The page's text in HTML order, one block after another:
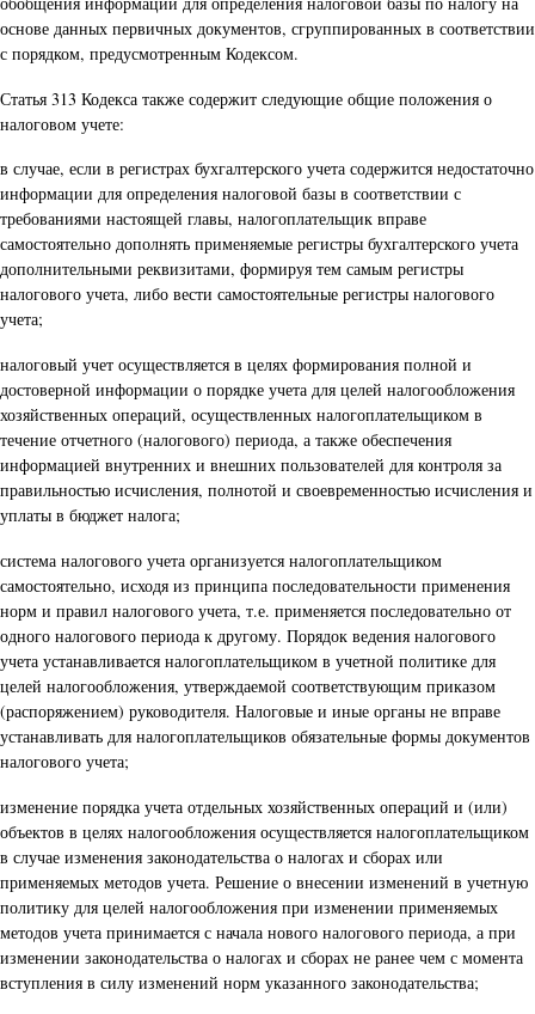
основе данных первичных документов, сгруппированных в соответствии
с порядком, предусмотренным Кодексом.
Статья 313 Кодекса также содержит следующие общие положения о
налоговом учете:
в случае, если в регистрах бухгалтерского учета содержится недостаточно
информации для определения налоговой базы в соответствии с
требованиями настоящей главы, налогоплательщик вправе
самостоятельно дополнять применяемые регистры бухгалтерского учета
дополнительными реквизитами, формируя тем самым регистры
налогового учета, либо вести самостоятельные регистры налогового
учета;
налоговый учет осуществляется в целях формирования полной и
достоверной информации о порядке учета для целей налогообложения
хозяйственных операций, осуществленных налогоплательщиком в
течение отчетного (налогового) периода, а также обеспечения
информацией внутренних и внешних пользователей для контроля за
правильностью исчисления, полнотой и своевременностью исчисления и
уплаты в бюджет налога;
система налогового учета организуется налогоплательщиком
самостоятельно, исходя из принципа последовательности применения
норм и правил налогового учета, т.е. применяется последовательно от
одного налогового периода к другому. Порядок ведения налогового
учета устанавливается налогоплательщиком в учетной политике для
целей налогообложения, утверждаемой соответствующим приказом
(распоряжением) руководителя. Налоговые и иные органы не вправе
устанавливать для налогоплательщиков обязательные формы документов
налогового учета;
изменение порядка учета отдельных хозяйственных операций и (или)
объектов в целях налогообложения осуществляется налогоплательщиком
в случае изменения законодательства о налогах и сборах или
применяемых методов учета. Решение о внесении изменений в учетную
политику для целей налогообложения при изменении применяемых
методов учета принимается с начала нового налогового периода, а при
изменении законодательства о налогах и сборах не ранее чем с момента
вступления в силу изменений норм указанного законодательства;